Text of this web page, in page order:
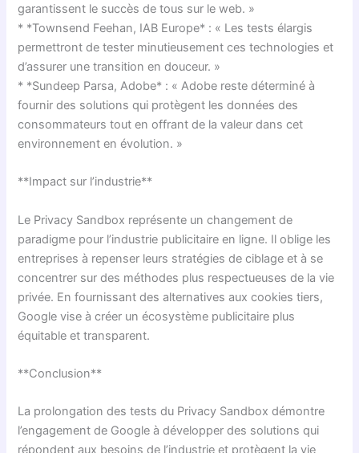
garantissent le succès de tous sur le web. »
* *Townsend Feehan, IAB Europe* : « Les tests élargis
permettront de tester minutieusement ces technologies et
d’assurer une transition en douceur. »
* *Sundeep Parsa, Adobe* : « Adobe reste déterminé à
fournir des solutions qui protègent les données des
consommateurs tout en offrant de la valeur dans cet
environnement en évolution. »
**Impact sur l’industrie**
Le Privacy Sandbox représente un changement de
paradigme pour l’industrie publicitaire en ligne. Il oblige les
entreprises à repenser leurs stratégies de ciblage et à se
concentrer sur des méthodes plus respectueuses de la vie
privée. En fournissant des alternatives aux cookies tiers,
Google vise à créer un écosystème publicitaire plus
équitable et transparent.
**Conclusion**
La prolongation des tests du Privacy Sandbox démontre
l’engagement de Google à développer des solutions qui
répondent aux besoins de l’industrie et protègent la vie